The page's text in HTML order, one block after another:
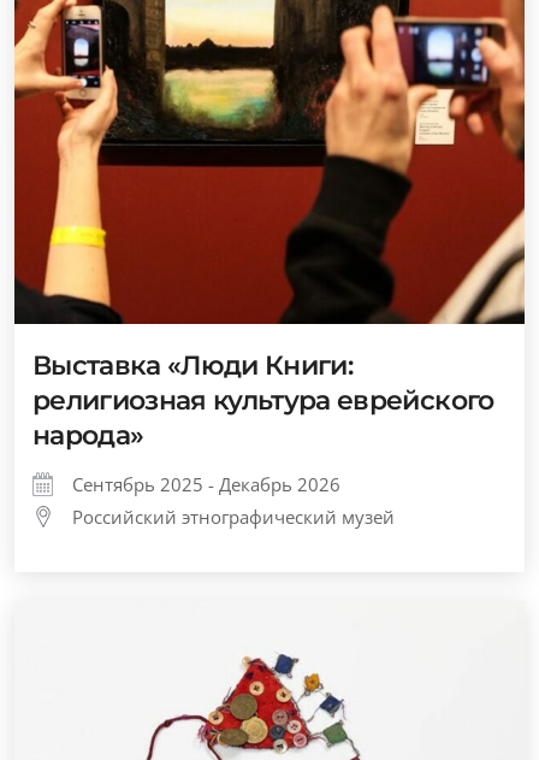
Выставка «Люди Книги:
религиозная культура еврейского
народа»
Сентябрь 2025 - Декабрь 2026
Российский этнографический музей